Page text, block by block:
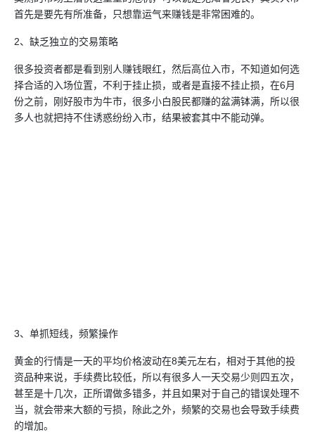
首先是要先有所准备，只想靠运气来赚钱是非常困难的。
2、缺乏独立的交易策略
很多投资者都是看到别人赚钱眼红，然后高位入市，不知道如何选
择合适的入场位置，不利于挂止损，或者是直接不挂止损，在6月
份之前，刚好股市为牛市，很多小白股民都赚的盆满钵满，所以很
多人也就把持不住诱惑纷纷入市，结果被套其中不能动弹。
3、单抓短线，频繁操作
黄金的行情是一天的平均价格波动在8美元左右，相对于其他的投
资品种来说，手续费比较低，所以有很多人一天交易少则四五次，
甚至是十几次，正所谓做多错多，并且如果对于自己的错误处理不
当，就会带来大额的亏损，除此之外，频繁的交易也会导致手续费
的增加。